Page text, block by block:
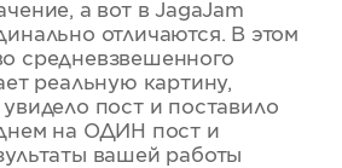
а вот в JagaJam
отличаются. В этом
средневзвешенного
реальную картину,
пост и поставило
на ОДИН пост и
вашей работы